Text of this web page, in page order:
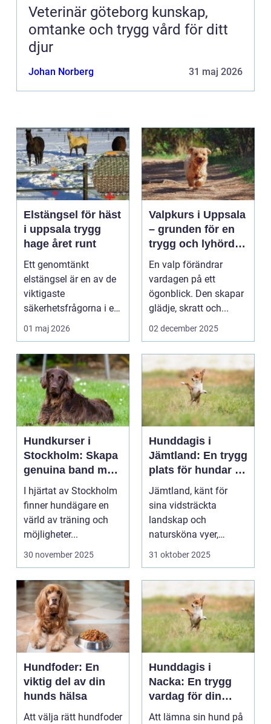
Veterinär göteborg kunskap,
omtanke och trygg vård för ditt
djur
Johan Norberg 31 maj 2026
Elstängsel för häst
i uppsala trygg
hage året runt
Ett genomtänkt
elstängsel är en av de
viktigaste
säkerhetsfrågorna i ett
häststall. Runt
Uppsala, me...
01 maj 2026
Valpkurs i Uppsala
– grunden för en
trygg och lyhörd
hund
En valp förändrar
vardagen på ett
ögonblick. Den skapar
glädje, skratt och...
02 december 2025
Hundkurser i
Stockholm: Skapa
genuina band med
din hund
I hjärtat av Stockholm
finner hundägare en
värld av träning och
möjligheter...
30 november 2025
Hunddagis i
Jämtland: En trygg
plats för hundar i
vårt vackra
landskap
Jämtland, känt för
sina vidsträckta
landskap och
natursköna vyer,
erbjuder ...
31 oktober 2025
Hundfoder: En
viktig del av din
hunds hälsa
Att välja rätt hundfoder
Hunddagis i
Nacka: En trygg
vardag för din
fyrbenta vän
Att lämna sin hund på